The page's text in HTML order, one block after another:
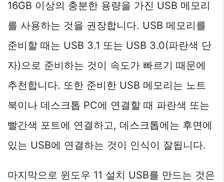
16GB 이상의 충분한 용량을 가진 USB 메모리
를 사용하는 것을 권장합니다. USB 메모리를
준비할 때는 USB 3.1 또는 USB 3.0(파란색 단
자)으로 준비하는 것이 속도가 빠르기 때문에
추천합니다. 또한 준비한 USB 메모리는 노트
북이나 데스크톱 PC에 연결할 때 파란색 또는
빨간색 포트에 연결하고, 데스크톱에는 후면에
있는 USB에 연결하는 것이 인식이 잘됩니다.
마지막으로 윈도우 11 설치 USB를 만드는 것은